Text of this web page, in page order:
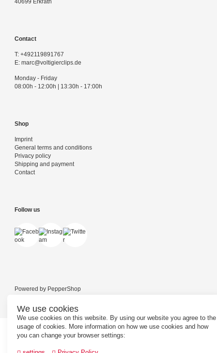
We use cookies
We use cookies on this website. By using our website you agree to the
usage of cookies. More information on how we use cookies and how
you can change your browser settings:
40699 Erkrath
Contact
T: +492119891767
E: marc@voltigierclips.de
Monday - Friday
08:00h - 12:00h | 13:30h - 17:00h
Shop
Imprint
General terms and conditions
Privacy policy
Shipping and payment
Contact
Follow us
Powered by PepperShop